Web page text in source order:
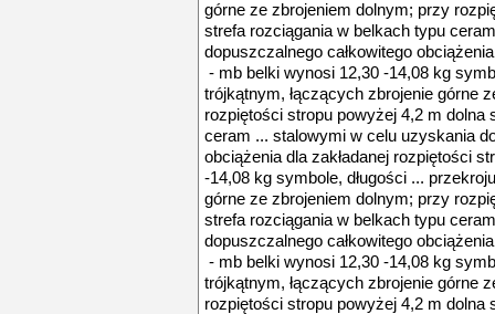
górne ze zbrojeniem dolnym; przy
strefa rozciągania w belkach typu
dopuszczalnego całkowitego
- mb belki wynosi 12,30 -14,08 kg
trójkątnym, łączących zbrojenie górne
rozpiętości stropu powyżej 4,2 m dolna
ceram ... stalowymi w celu uzyskania
obciążenia dla zakładanej rozpiętości
-14,08 kg symbole, długości ...
górne ze zbrojeniem dolnym; przy
strefa rozciągania w belkach typu
dopuszczalnego całkowitego
- mb belki wynosi 12,30 -14,08 kg
trójkątnym, łączących zbrojenie górne
rozpiętości stropu powyżej 4,2 m dolna